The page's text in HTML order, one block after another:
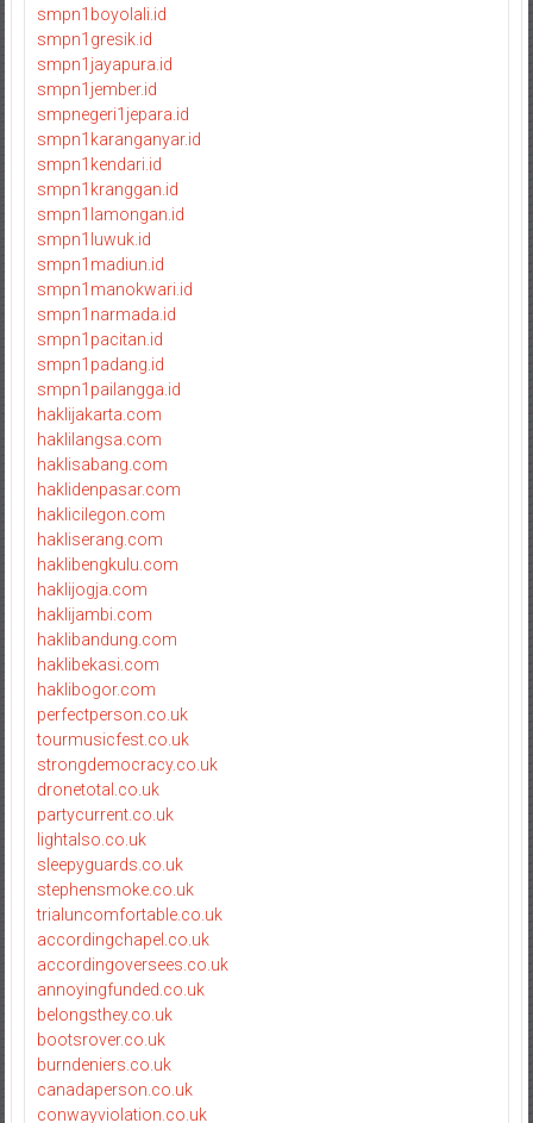
smpn1boyolali.id
smpn1gresik.id
smpn1jayapura.id
smpn1jember.id
smpnegeri1jepara.id
smpn1karanganyar.id
smpn1kendari.id
smpn1kranggan.id
smpn1lamongan.id
smpn1luwuk.id
smpn1madiun.id
smpn1manokwari.id
smpn1narmada.id
smpn1pacitan.id
smpn1padang.id
smpn1pailangga.id
haklijakarta.com
haklilangsa.com
haklisabang.com
haklidenpasar.com
haklicilegon.com
hakliserang.com
haklibengkulu.com
haklijogja.com
haklijambi.com
haklibandung.com
haklibekasi.com
haklibogor.com
perfectperson.co.uk
tourmusicfest.co.uk
strongdemocracy.co.uk
dronetotal.co.uk
partycurrent.co.uk
lightalso.co.uk
sleepyguards.co.uk
stephensmoke.co.uk
trialuncomfortable.co.uk
accordingchapel.co.uk
accordingoversees.co.uk
annoyingfunded.co.uk
belongsthey.co.uk
bootsrover.co.uk
burndeniers.co.uk
canadaperson.co.uk
conwayviolation.co.uk